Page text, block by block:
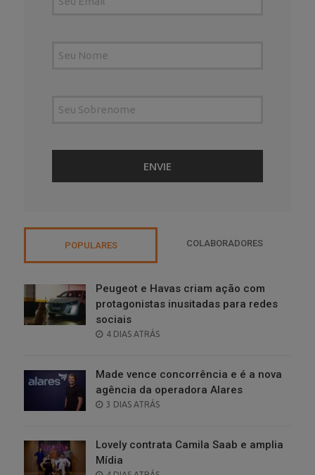
POPULARES COLABORADORES
Peugeot e Havas criam ação com
protagonistas inusitadas para redes
sociais
POSTED
4 DIAS ATRÁS
Made vence concorrência e é a nova
agência da operadora Alares
POSTED
3 DIAS ATRÁS
Lovely contrata Camila Saab e amplia
Mídia